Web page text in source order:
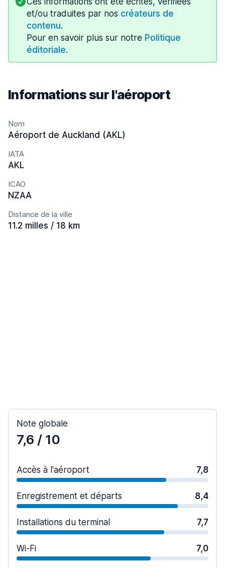
et/ou traduites par nos créateurs de
contenu.
Pour en savoir plus sur notre Politique
éditoriale.
Informations sur l'aéroport
Nom
Aéroport de Auckland (AKL)
IATA
AKL
ICAO
NZAA
Distance de la ville
11.2 milles / 18 km
Note globale
7,6 / 10
Accès à l'aéroport 7,8
Enregistrement et départs 8,4
Installations du terminal 7,7
Wi-Fi 7,0